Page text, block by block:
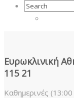
Search
Ευρωκλινική
115 21
Καθημερινές